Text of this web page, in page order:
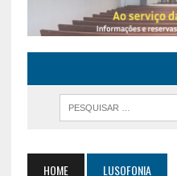
HOME LUSOFONIA